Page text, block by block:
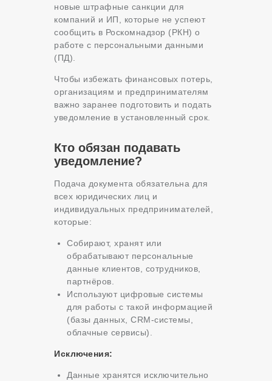
новые штрафные санкции для
компаний и ИП, которые не успеют
сообщить в Роскомнадзор (РКН) о
работе с персональными данными
(ПД).
Чтобы избежать финансовых потерь,
организациям и предпринимателям
важно заранее подготовить и подать
уведомление в установленный срок.
Кто обязан подавать
уведомление?
Подача документа обязательна для
всех юридических лиц и
индивидуальных предпринимателей,
которые:
Собирают, хранят или
обрабатывают персональные
данные клиентов, сотрудников,
партнёров.
Используют цифровые системы
для работы с такой информацией
(базы данных, CRM-системы,
облачные сервисы).
Исключения:
Данные хранятся исключительно